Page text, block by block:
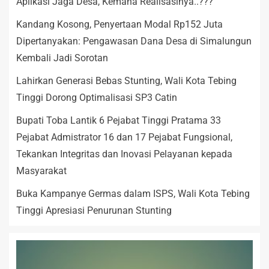
Kandang Kosong, Penyertaan Modal Rp152 Juta
Dipertanyakan: Pengawasan Dana Desa di Simalungun
Kembali Jadi Sorotan
Lahirkan Generasi Bebas Stunting, Wali Kota Tebing
Tinggi Dorong Optimalisasi SP3 Catin
Bupati Toba Lantik 6 Pejabat Tinggi Pratama 33
Pejabat Admistrator 16 dan 17 Pejabat Fungsional,
Tekankan Integritas dan Inovasi Pelayanan kepada
Masyarakat
Buka Kampanye Germas dalam ISPS, Wali Kota Tebing
Tinggi Apresiasi Penurunan Stunting